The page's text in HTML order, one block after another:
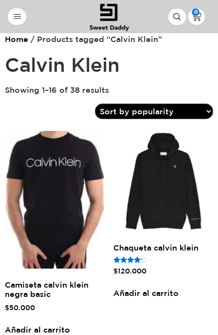
0
Home / Products tagged “Calvin Klein”
Calvin Klein
Showing 1–16 of 38 results
Camiseta calvin klein
negra basic
$50.000
Añadir al carrito
Chaqueta calvin klein
Rated
4.00
$120.000
Añadir al carrito